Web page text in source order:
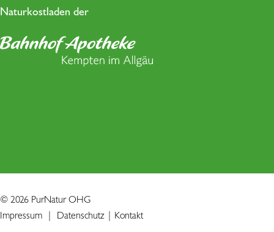
Naturkostladen der
© 2026 PurNatur OHG
Impressum | Datenschutz | Kontakt